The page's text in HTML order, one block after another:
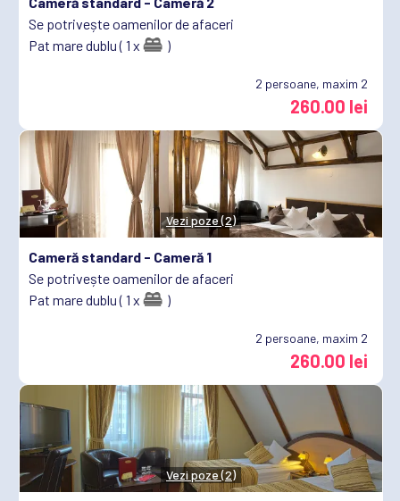
Se potrivește oamenilor de afaceri
Pat mare dublu ( 1 x
)
2 persoane, maxim 2
260.00 lei
Vezi poze (2)
Cameră standard - Cameră 1
Se potrivește oamenilor de afaceri
Pat mare dublu ( 1 x
)
2 persoane, maxim 2
260.00 lei
Vezi poze (2)